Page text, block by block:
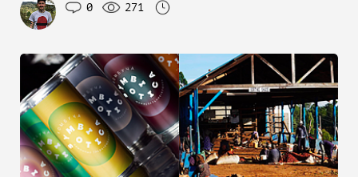
0 271